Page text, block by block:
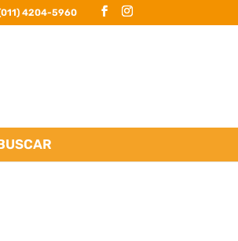
4204-5960